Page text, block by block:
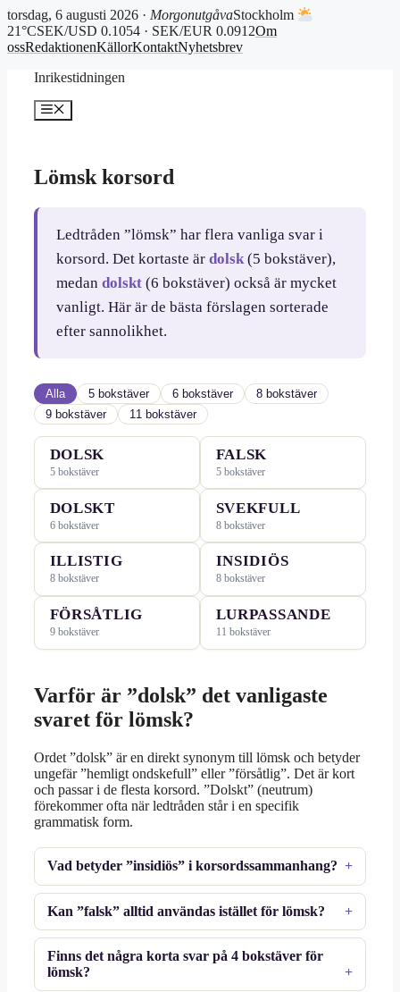
torsdag, 6 augusti 2026 · MorgonutgåvaStockholm
21°CSEK/USD 0.1054 · SEK/EUR 0.0912Om
ossRedaktionenKällorKontaktNyhetsbrev
Inrikestidningen
Meny
Lömsk korsord
Ledtråden ”lömsk” har flera vanliga svar i
korsord. Det kortaste är dolsk(5 bokstäver),
medan dolskt(6 bokstäver) också är mycket
vanligt. Här är de bästa förslagen sorterade
efter sannolikhet.
Alla 5 bokstäver 6 bokstäver
8 bokstäver
9 bokstäver
11 bokstäver
DOLSK
5 bokstäver
FALSK
5 bokstäver
DOLSKT
6 bokstäver
SVEKFULL
8 bokstäver
ILLISTIG
8 bokstäver
INSIDIÖS
8 bokstäver
FÖRSÅTLIG
9 bokstäver
LURPASSANDE
11 bokstäver
Varför är ”dolsk” det vanligaste
svaret för lömsk?
Ordet ”dolsk” är en direkt synonym till lömsk och betyder
ungefär ”hemligt ondskefull” eller ”försåtlig”. Det är kort
och passar i de flesta korsord. ”Dolskt” (neutrum)
förekommer ofta när ledtråden står i en specifik
grammatisk form.
Vad betyder ”insidiös” i korsordssammanhang?
Kan ”falsk” alltid användas istället för lömsk?
Finns det några korta svar på 4 bokstäver för
lömsk?